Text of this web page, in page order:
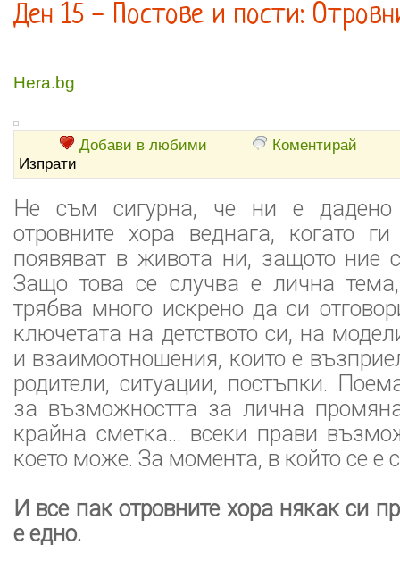
Ден 15 - Постове и пости:
Hera.bg
Добави в любими
Коментирай
Изпрати
Не съм сигурна, че ни е дадено
отровните хора веднага, когато
появяват в живота ни, защото ние
Защо това се случва е лична
трябва много искрено да си
ключетата на детството си, на
и взаимоотношения, които е
родители, ситуации, постъпки.
за възможността за лична
крайна сметка... всеки прави
което може. За момента, в който се е
И все пак отровните хора някак си
е едно.